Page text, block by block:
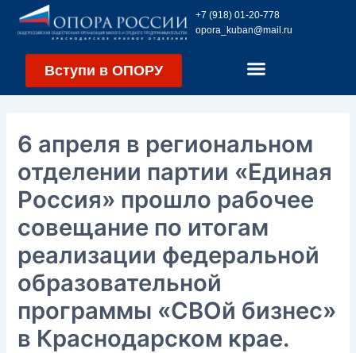
Перейти
+7 (918) 01-20-778
opora_kuban@mail.ru
Вступи в ОПОРУ
6 апреля в региональном
отделении партии «Единая
Россия» прошло рабочее
совещание по итогам
реализации федеральной
образовательной
программы «СВОй бизнес»
в Краснодарском крае.
Навигация
по